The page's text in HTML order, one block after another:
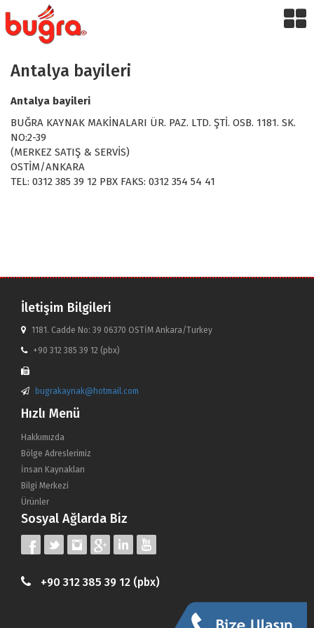
Antalya bayileri
Antalya bayileri
BUĞRA KAYNAK MAKİNALARI ÜR. PAZ. LTD. ŞTİ. OSB. 1181. SK.
NO:2-39
(MERKEZ SATIŞ & SERVİS)
OSTİM/ANKARA
TEL: 0312 385 39 12 PBX FAKS: 0312 354 54 41
İletişim Bilgileri
1181. Cadde No: 39 06370 OSTİM Ankara/Turkey
+90 312 385 39 12 (pbx)
bugrakaynak@hotmail.com
Hızlı Menü
Hakkımızda
Bölge Adreslerimiz
İnsan Kaynakları
Bilgi Merkezi
Ürünler
Sosyal Ağlarda Biz
+90 312 385 39 12 (pbx)